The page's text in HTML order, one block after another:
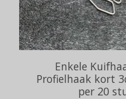
Enkele
Profielhaak kort
per 20